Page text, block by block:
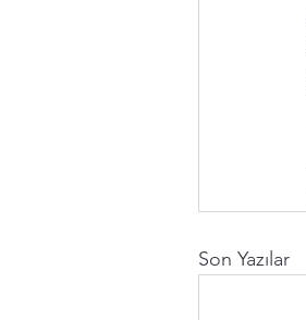
Son Yazılar